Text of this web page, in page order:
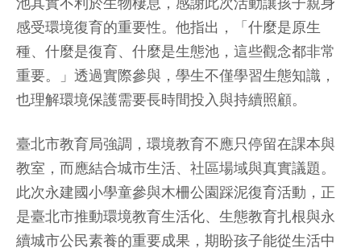
感受環境復育的重要性。他指出，「什麼是原生
種、什麼是復育、什麼是生態池，這些觀念都非常
重要。」透過實際參與，學生不僅學習生態知識，
也理解環境保護需要長時間投入與持續照顧。
臺北市教育局強調，環境教育不應只停留在課本與
教室，而應結合城市生活、社區場域與真實議題。
此次永建國小學童參與木柵公園踩泥復育活動，正
是臺北市推動環境教育生活化、生態教育扎根與永
續城市公民素養的重要成果，期盼孩子能從生活中